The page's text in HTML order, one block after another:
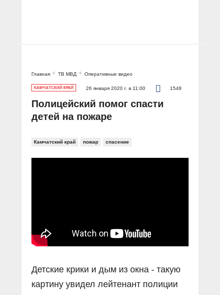
Главная ТВ МВД Оперативные видео
КАМЧАТСКИЙ КРАЙ 26 января 2020 г. в 11:00 1548
Полицейский помог спасти
детей на пожаре
Камчатский край пожар спасение
Детские крики и дым из окна - такую
картину увидел лейтенант полиции